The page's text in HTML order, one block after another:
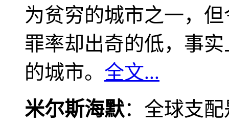
为贫穷的城市之一，
罪率却出奇的低，事
的城市。 全文...
米尔斯海默：全球支